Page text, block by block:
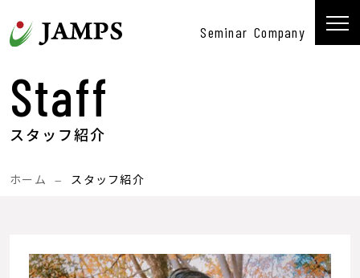
メインナビゲーション
Seminar Company
Staff
スタッフ紹介
ホーム — スタッフ紹介